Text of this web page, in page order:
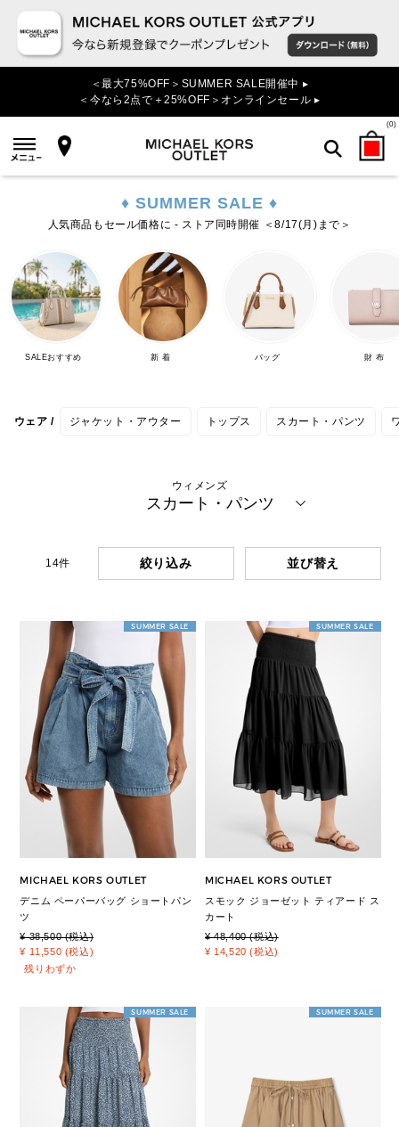
＜最大75%OFF＞SUMMER SALE開催中 ▸
＜今なら2点で＋25%OFF＞オンラインセール ▸
(0)
♦ SUMMER SALE ♦
人気商品もセール価格に - ストア同時開催 ＜8/17(月)まで＞
SALEおすすめ 新 着 バッグ 財 布
ウェア / ジャケット・アウター トップス スカート・パンツ
ウィメンズ
スカート・パンツ
14件 絞り込み
SUMMER SALE
MICHAEL KORS OUTLET
デニム ペーパーバッグ ショートパン
ツ
¥ 38,500 (税込)
¥ 11,550 (税込)
残りわずか
SUMMER SALE
MICHAEL KORS OUTLET
スモック ジョーゼット ティアード ス
カート
¥ 48,400 (税込)
¥ 14,520 (税込)
SUMMER SALE SUMMER SALE